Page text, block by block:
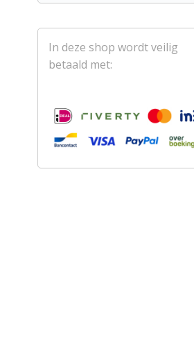
In deze shop wordt veilig
betaald met: